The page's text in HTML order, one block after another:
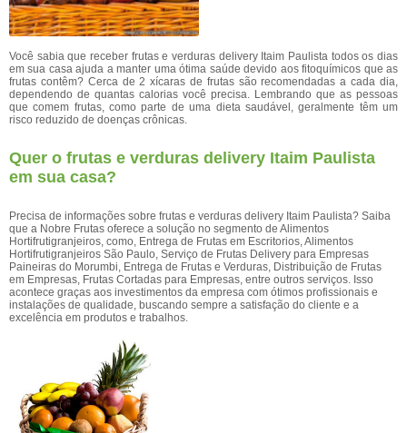
Você sabia que receber frutas e verduras delivery Itaim Paulista todos os dias
em sua casa ajuda a manter uma ótima saúde devido aos fitoquímicos que as
frutas contêm? Cerca de 2 xícaras de frutas são recomendadas a cada dia,
dependendo de quantas calorias você precisa. Lembrando que as pessoas
que comem frutas, como parte de uma dieta saudável, geralmente têm um
risco reduzido de doenças crônicas.
Quer o frutas e verduras delivery Itaim Paulista
em sua casa?
Precisa de informações sobre frutas e verduras delivery Itaim Paulista? Saiba
que a Nobre Frutas oferece a solução no segmento de Alimentos
Hortifrutigranjeiros, como, Entrega de Frutas em Escritorios, Alimentos
Hortifrutigranjeiros São Paulo, Serviço de Frutas Delivery para Empresas
Paineiras do Morumbi, Entrega de Frutas e Verduras, Distribuição de Frutas
em Empresas, Frutas Cortadas para Empresas, entre outros serviços. Isso
acontece graças aos investimentos da empresa com ótimos profissionais e
instalações de qualidade, buscando sempre a satisfação do cliente e a
excelência em produtos e trabalhos.